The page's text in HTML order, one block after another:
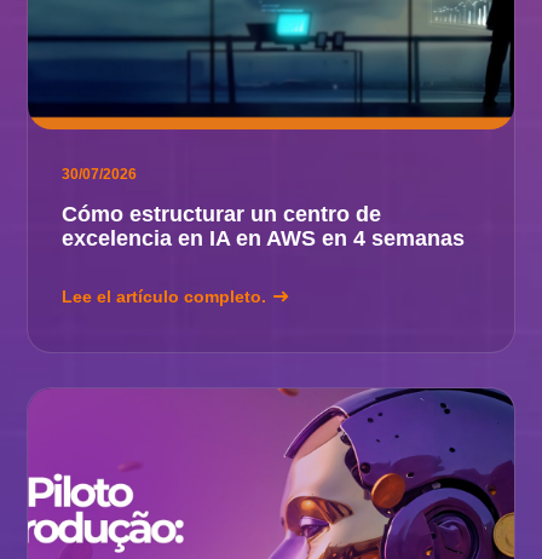
30/07/2026
Cómo estructurar un centro de
excelencia en IA en AWS en 4 semanas
Lee el artículo completo.